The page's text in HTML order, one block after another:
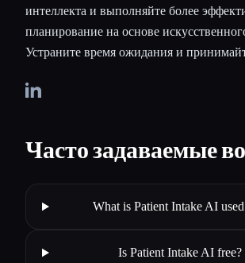
интеллекта и выполняйте более
планирование на основе
Устраните время ожидания и
Часто задаваемые
What is Patient Intake AI
Is Patient Intake AI free?